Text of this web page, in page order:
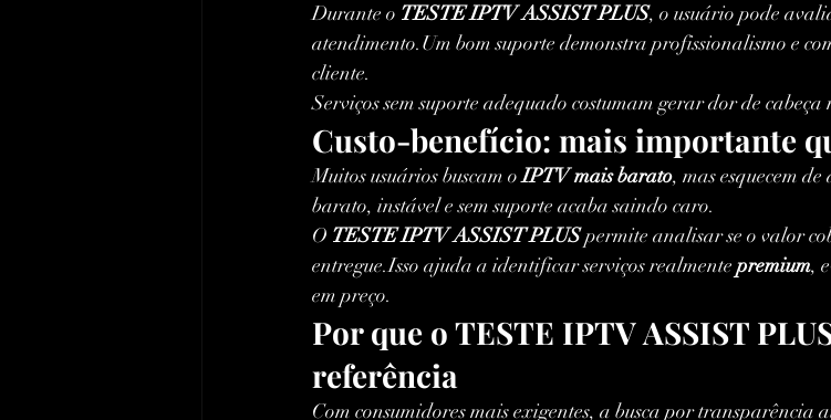
Durante o TESTE IPTV ASSIST PLUS, o usuário pode
atendimento.Um bom suporte demonstra profissionalismo e
cliente.
Serviços sem suporte adequado costumam gerar dor de
Custo-benefício: mais importante
Muitos usuários buscam o IPTV mais barato, mas esquecem
barato, instável e sem suporte acaba saindo caro.
O TESTE IPTV ASSIST PLUS permite analisar se o valor
entregue.Isso ajuda a identificar serviços realmente premium,
em preço.
Por que o TESTE IPTV ASSIST
referência
Com consumidores mais exigentes, a busca por transparência